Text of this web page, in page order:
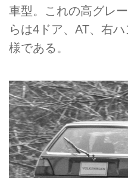
車型。これの高グレ
らは4ドア、AT、右
様である。